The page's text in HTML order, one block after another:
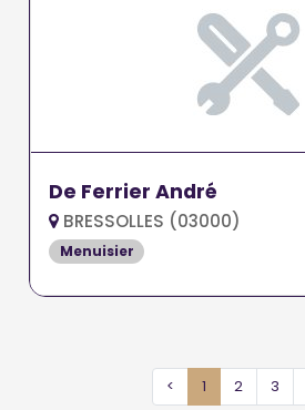
De Ferrier André
BRESSOLLES (03000)
Menuisier
< 1 2 3